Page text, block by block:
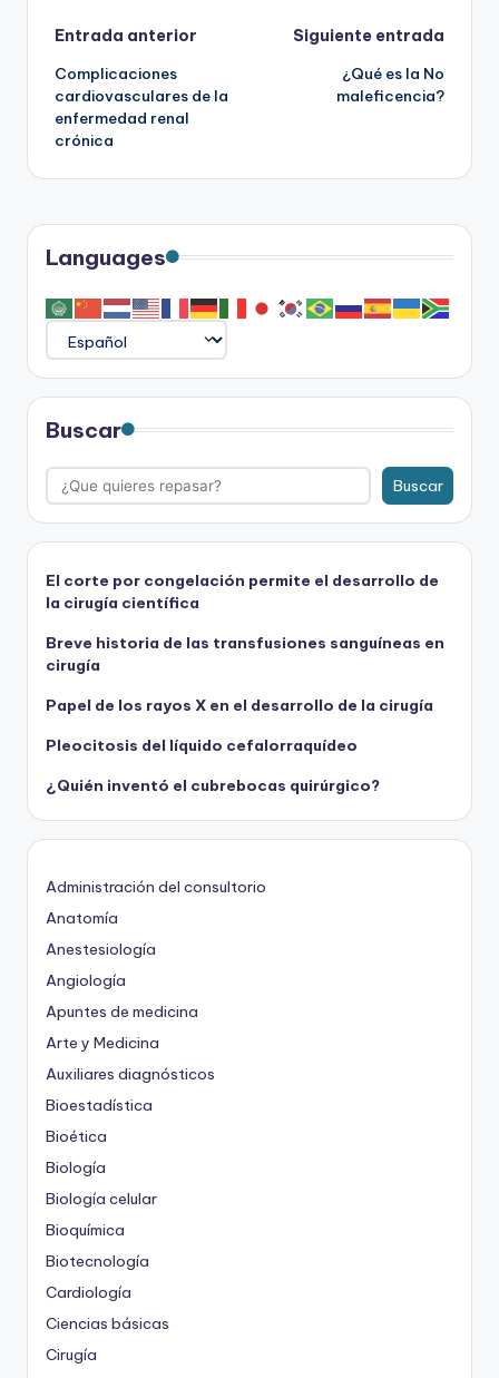
Navegación
de
entradas
Entrada anterior
Complicaciones
cardiovasculares de la
enfermedad renal
crónica
Siguiente entrada
¿Qué es la No
maleficencia?
Languages
Buscar
Buscar
El corte por congelación permite el desarrollo de
la cirugía científica
Breve historia de las transfusiones sanguíneas en
cirugía
Papel de los rayos X en el desarrollo de la cirugía
Pleocitosis del líquido cefalorraquídeo
¿Quién inventó el cubrebocas quirúrgico?
Administración del consultorio
Anatomía
Anestesiología
Angiología
Apuntes de medicina
Arte y Medicina
Auxiliares diagnósticos
Bioestadística
Bioética
Biología
Biología celular
Bioquímica
Biotecnología
Cardiología
Ciencias básicas
Cirugía